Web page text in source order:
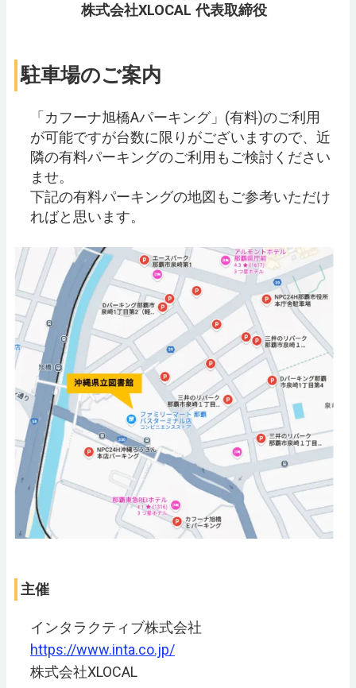
株式会社XLOCAL 代表取締役
駐車場のご案内
「カフーナ旭橋Aパーキング」(有料)のご利用
が可能ですが台数に限りがございますので、近
隣の有料パーキングのご利用もご検討ください
ませ。
下記の有料パーキングの地図もご参考いただけ
ればと思います。
主催
インタラクティブ株式会社
https://www.inta.co.jp/
株式会社XLOCAL